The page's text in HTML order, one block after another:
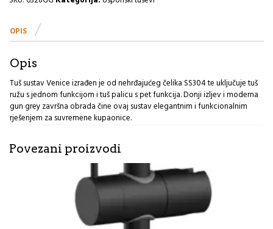
tuš
i
grey
Inter
Ceramic
Venice
MG
OPIS
Opis
Tuš sustav Venice izrađen je od nehrđajućeg čelika SS304 te uključuje tuš
ružu s jednom funkcijom i tuš palicu s pet funkcija. Donji izljev i moderna
gun grey završna obrada čine ovaj sustav elegantnim i funkcionalnim
rješenjem za suvremene kupaonice.
Povezani proizvodi